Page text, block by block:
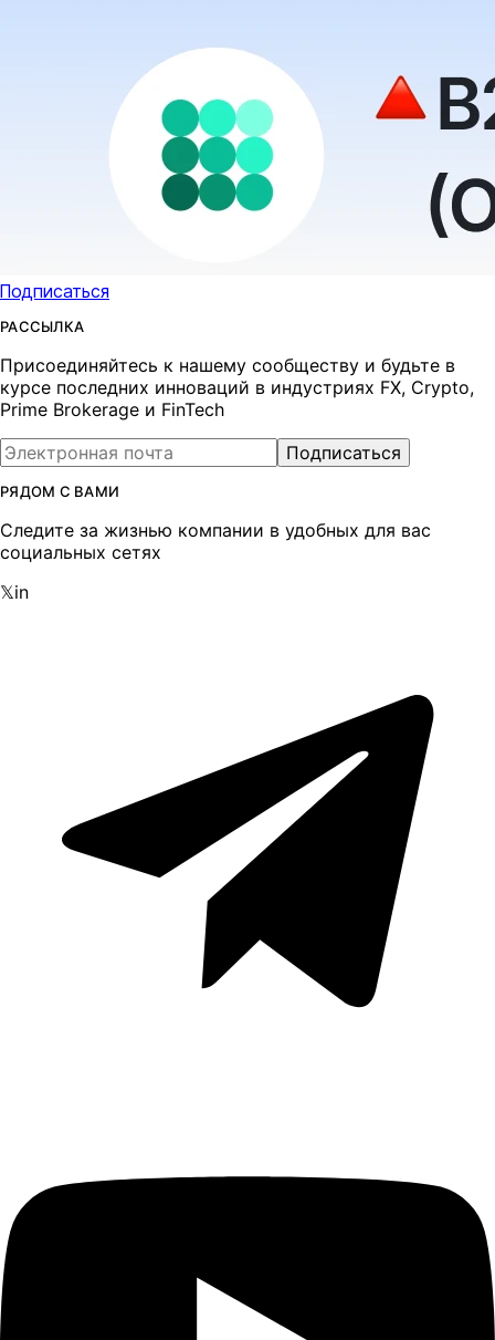
Подписаться
РАССЫЛКА
Присоединяйтесь к нашему сообществу и будьте в
курсе последних инноваций в индустриях FX, Crypto,
Prime Brokerage и FinTech
Подписаться
РЯДОМ С ВАМИ
Следите за жизнью компании в удобных для вас
социальных сетях
𝕏in